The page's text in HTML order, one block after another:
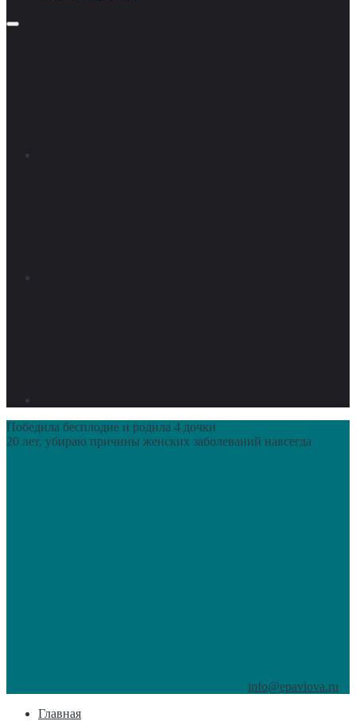
Победила бесплодие и родила 4 дочки
20 лет, убираю причины женских заболеваний навсегда
info@epavlova.ru
Главная